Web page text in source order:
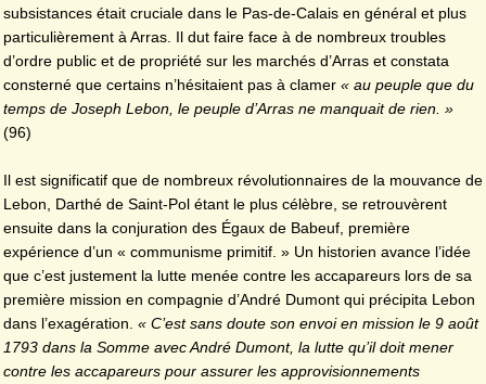
subsistances était cruciale dans le Pas-de-Calais en général et plus
particulièrement à Arras. Il dut faire face à de nombreux troubles
d’ordre public et de propriété sur les marchés d’Arras et constata
consterné que certains n’hésitaient pas à clamer « au peuple que du
temps de Joseph Lebon, le peuple d’Arras ne manquait de rien. »
(96)
Il est significatif que de nombreux révolutionnaires de la mouvance de
Lebon, Darthé de Saint-Pol étant le plus célèbre, se retrouvèrent
ensuite dans la conjuration des Égaux de Babeuf, première
expérience d’un « communisme primitif. » Un historien avance l’idée
que c’est justement la lutte menée contre les accapareurs lors de sa
première mission en compagnie d’André Dumont qui précipita Lebon
dans l’exagération. « C’est sans doute son envoi en mission le 9 août
1793 dans la Somme avec André Dumont, la lutte qu’il doit mener
contre les accapareurs pour assurer les approvisionnements